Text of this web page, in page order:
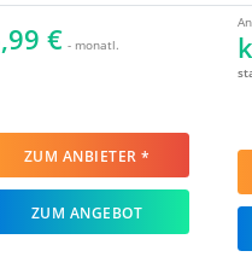
€ - monatl.
ZUM ANBIETER *
ZUM ANGEBOT